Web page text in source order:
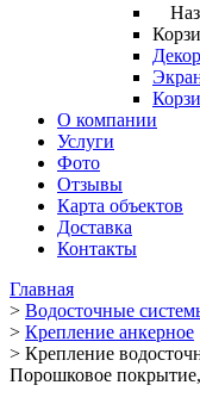
О компании
Услуги
Фото
Отзывы
Карта объектов
Доставка
Контакты
Главная
> Водосточные
> Крепление анкерное
> Крепление
Порошковое